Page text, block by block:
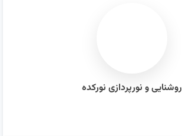
روشنایی و نورپردازی نورکده